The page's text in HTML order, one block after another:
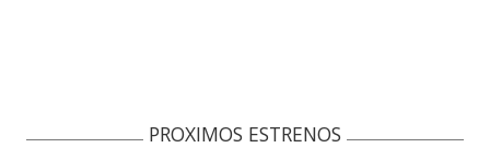
PROXIMOS ESTRENOS